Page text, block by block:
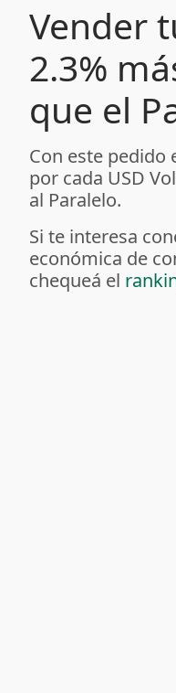
Vender
2.3%
que el
Con este pedido
por cada USD
al Paralelo.
Si te interesa
económica de
chequeá el